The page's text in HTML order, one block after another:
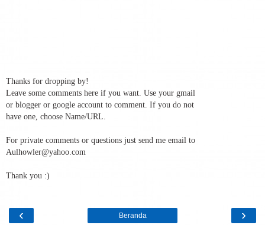
Thanks for dropping by!
Leave some comments here if you want. Use your gmail
or blogger or google account to comment. If you do not
have one, choose Name/URL.
For private comments or questions just send me email to
Aulhowler@yahoo.com
Thank you :)
‹ ›
Beranda